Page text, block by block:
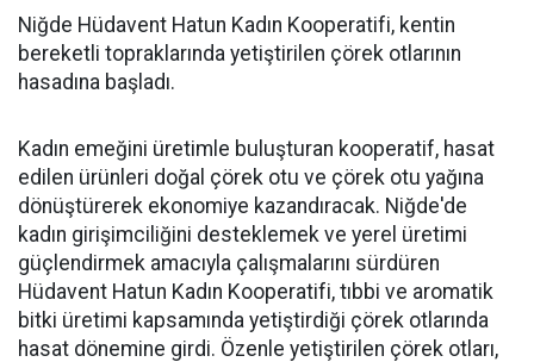
Niğde Hüdavent Hatun Kadın Kooperatifi, kentin
bereketli topraklarında yetiştirilen çörek otlarının
hasadına başladı.
Kadın emeğini üretimle buluşturan kooperatif, hasat
edilen ürünleri doğal çörek otu ve çörek otu yağına
dönüştürerek ekonomiye kazandıracak. Niğde'de
kadın girişimciliğini desteklemek ve yerel üretimi
güçlendirmek amacıyla çalışmalarını sürdüren
Hüdavent Hatun Kadın Kooperatifi, tıbbi ve aromatik
bitki üretimi kapsamında yetiştirdiği çörek otlarında
hasat dönemine girdi. Özenle yetiştirilen çörek otları,